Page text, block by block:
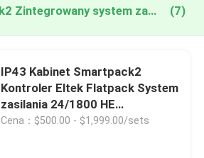
Chiny Flatpack2 Zintegrowany system zasilania (7)
IP43 Kabinet Smartpack2
Kontroler Eltek Flatpack System
zasilania 24/1800 HE
Sprostowacz
Cena：$500.00 - $1,999.00/sets